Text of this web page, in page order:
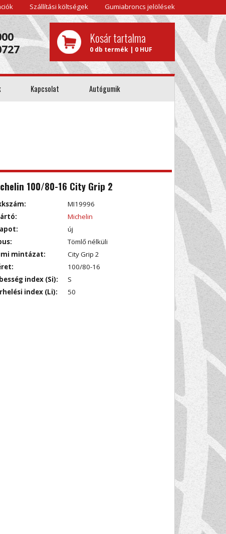
Szállítási költségek Gumiabroncs jelölések
Kosár tartalma
0 db termék | 0 HUF
Kapcsolat Autógumik
100/80-16 City Grip 2
MI19996
Michelin
új
Tömlő nélküli
mintázat:
City Grip 2
100/80-16
index (Si):
S
index (Li):
50